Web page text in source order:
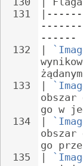
131
132
133
134
135
------
żądanym
go w
go